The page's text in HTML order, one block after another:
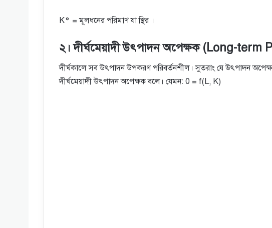
K° = মূলধনের পরিমাণ যা স্থির ।
২। দীর্ঘমেয়াদী উৎপাদন অপেক্ষক (Long-
দীর্ঘকালে সব উৎপাদন উপকরণ পরিবর্তনশীল। সুতরাং যে উৎপাদন
দীর্ঘমেয়াদী উৎপাদন অপেক্ষক বলে। যেমন: 0 = f(L, K)